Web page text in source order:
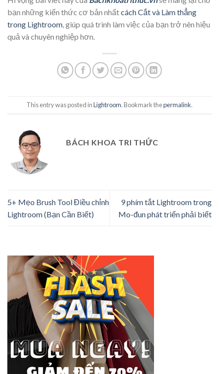
bạn những kiến thức cơ bản nhấtcách Cắt và Làm thẳng
trong Lightroom, giúp quá trình làm việc của bạn trở nên hiệu
quả và chuyên nghiệp hơn.
This entry was posted inLightroom. Bookmark thepermalink.
BÁCH KHOA TRI THỨC
5+ Mẹo Brush Tool Điều chỉnh
Lightroom (Bạn Cần Biết)
9 phím tắt Lightroom trong
Mo-đun phát triển phải biết